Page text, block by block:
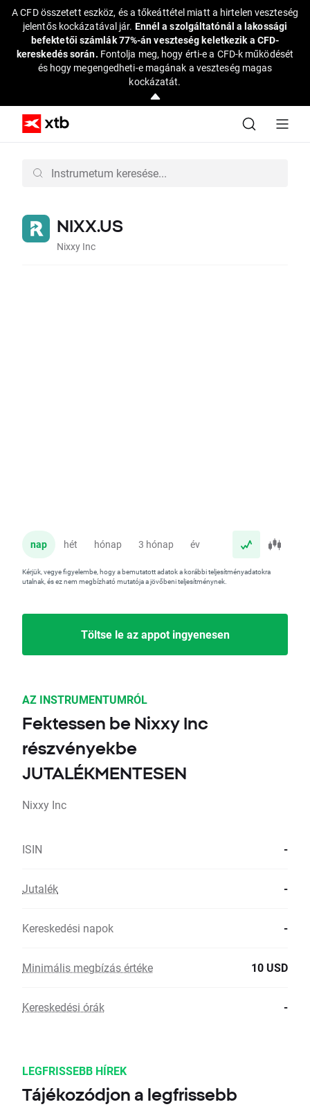
A CFD összetett eszköz, és a tőkeáttétel miatt a hirtelen veszteség
jelentős kockázatával jár. Ennél a szolgáltatónál a lakossági
befektetői számlák 77%-án veszteség keletkezik a CFD-
kereskedés során. Fontolja meg, hogy érti-e a CFD-k működését
és hogy megengedheti-e magának a veszteség magas
kockázatát.
NIXX.US
Nixxy Inc
nap hét hónap 3 hónap év
Kérjük, vegye figyelembe, hogy a bemutatott adatok a korábbi teljesítményadatokra
utalnak, és ez nem megbízható mutatója a jövőbeni teljesítménynek.
Töltse le az appot ingyenesen
AZ INSTRUMENTUMRÓL
Fektessen be Nixxy Inc
részvényekbe
JUTALÉKMENTESEN
Nixxy Inc
ISIN -
Jutalék -
Kereskedési napok -
Minimális megbízás értéke 10 USD
Kereskedési órák -
LEGFRISSEBB HÍREK
Tájékozódjon a legfrissebb